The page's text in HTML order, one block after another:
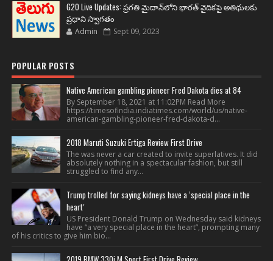
G20 Live Updates: ప్రగతి మైదాన్‌లోని భారత్ వైదికపై అతిథులకు
ప్రధాని స్వాగతం
Admin Sept 09, 2023
POPULAR POSTS
Native American gambling pioneer Fred Dakota dies at 84
By September 18, 2021 at 11:02PM Read More
https://timesofindia.indiatimes.com/world/us/native-
american-gambling-pioneer-fred-dakota-d...
2018 Maruti Suzuki Ertiga Review First Drive
The was never a car created to invite superlatives. It did
absolutely nothing in a spectacular fashion, but still
struggled to find any...
Trump trolled for saying kidneys have a ‘special place in the
heart’
US President Donald Trump on Wednesday said kidneys
have “a very special place in the heart”, prompting many
of his critics to give him bio...